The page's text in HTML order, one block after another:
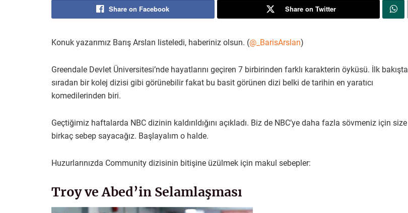
Share on Facebook Share on Twitter
Konuk yazarımız Barış Arslan listeledi, haberiniz olsun. (@_BarisArslan)
Greendale Devlet Üniversitesi’nde hayatlarını geçiren 7 birbirinden farklı karakterin öyküsü. İlk bakışta
sıradan bir kolej dizisi gibi görünebilir fakat bu basit görünen dizi belki de tarihin en yaratıcı
komedilerinden biri.
Geçtiğimiz haftalarda NBC dizinin kaldırıldığını açıkladı. Biz de NBC’ye daha fazla sövmeniz için size
birkaç sebep sayacağız. Başlayalım o halde.
Huzurlarınızda Community dizisinin bitişine üzülmek için makul sebepler:
Troy ve Abed’in Selamlaşması